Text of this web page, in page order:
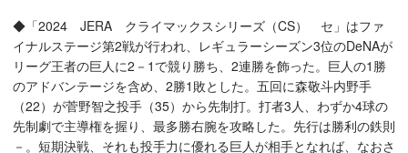
◆「2024 JERA クライマックスシリーズ（CS） セ」はファ
イナルステージ第2戦が行われ、レギュラーシーズン3位のDeNAが
リーグ王者の巨人に2－1で競り勝ち、2連勝を飾った。巨人の1勝
のアドバンテージを含め、2勝1敗とした。五回に森敬斗内野手
（22）が菅野智之投手（35）から先制打。打者3人、わずか4球の
先制劇で主導権を握り、最多勝右腕を攻略した。先行は勝利の鉄則
－。短期決戦、それも投手力に優れる巨人が相手となれば、なおさ